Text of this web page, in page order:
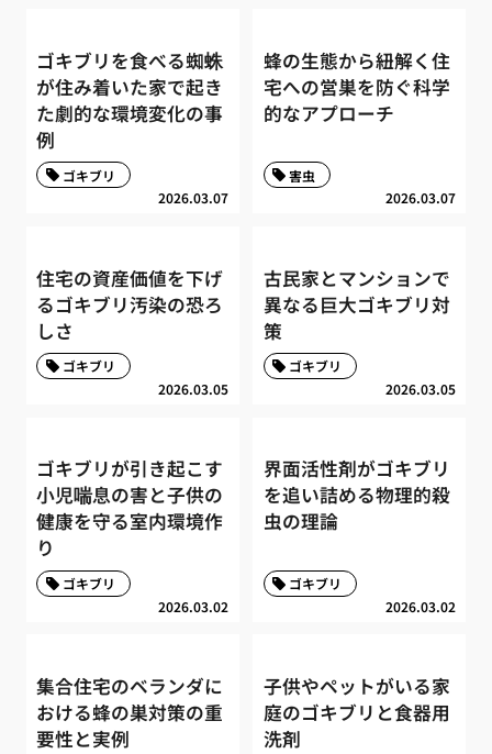
ゴキブリを食べる蜘蛛
が住み着いた家で起き
た劇的な環境変化の事
例
2026.03.07
ゴキブリ
蜂の生態から紐解く住
宅への営巣を防ぐ科学
的なアプローチ
2026.03.07
害虫
住宅の資産価値を下げ
るゴキブリ汚染の恐ろ
しさ
2026.03.05
ゴキブリ
古民家とマンションで
異なる巨大ゴキブリ対
策
2026.03.05
ゴキブリ
ゴキブリが引き起こす
小児喘息の害と子供の
健康を守る室内環境作
り
2026.03.02
ゴキブリ
界面活性剤がゴキブリ
を追い詰める物理的殺
虫の理論
2026.03.02
ゴキブリ
集合住宅のベランダに
おける蜂の巣対策の重
要性と実例
子供やペットがいる家
庭のゴキブリと食器用
洗剤